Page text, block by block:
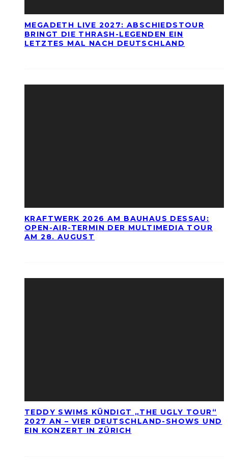
MEGADETH LIVE 2027: ABSCHIEDSTOUR
BRINGT DIE THRASH-LEGENDEN EIN
LETZTES MAL NACH DEUTSCHLAND
KRAFTWERK 2026 AM BAUHAUS DESSAU:
OPEN-AIR-TERMIN DER MULTIMEDIA TOUR
AM 28. AUGUST
TEDDY SWIMS KÜNDIGT „THE UGLY TOUR“
2027 AN – VIER DEUTSCHLAND-SHOWS UND
EIN KONZERT IN ZÜRICH